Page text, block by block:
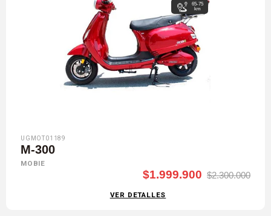
65-75
km
UGMOT01189
M-300
MOBIE
$1.999.900 $2.300.000
VER DETALLES